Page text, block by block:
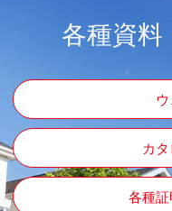
各種資料
カ
各種証